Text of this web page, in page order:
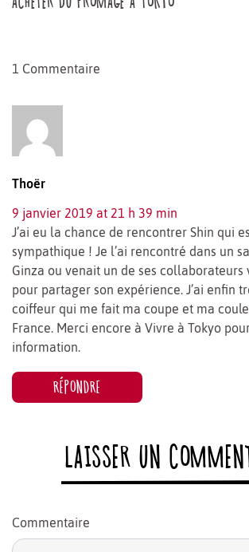
1 Commentaire
Thoër
9 janvier 2019 at 21 h 39 min
J’ai eu la chance de rencontrer Shin qui
sympathique ! Je l’ai rencontré dans un
Ginza ou venait un de ses collaborateurs
pour partager son expérience. J’ai enfin
coiffeur qui me fait ma coupe et ma
France. Merci encore à Vivre à Tokyo
information.
RÉPONDRE
LAISSER UN
Commentaire